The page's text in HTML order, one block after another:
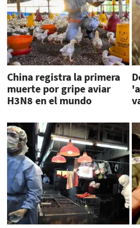
China registra la primera
muerte por gripe aviar
H3N8 en el mundo